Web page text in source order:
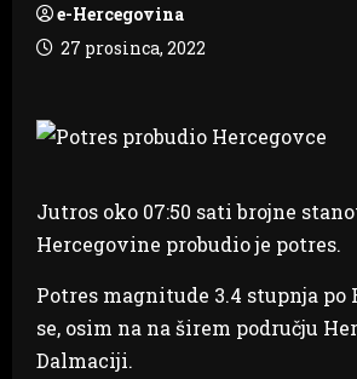
e-Hercegovina
27 prosinca, 2022
Jutros oko 07:50 sati brojne
Hercegovine probudio je potres.
Potres magnitude 3.4 stupnja po
se, osim na na širem području
Dalmaciji.